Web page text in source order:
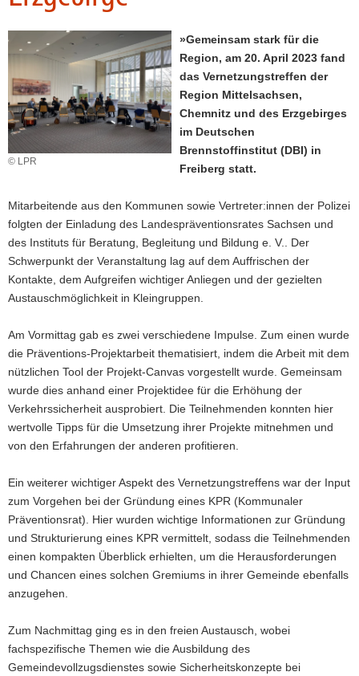
a
t
i
n
© LPR
»Gemeinsam stark für die
Region, am 20. April 2023 fand
das Vernetzungstreffen der
Region Mittelsachsen,
Chemnitz und des Erzgebirges
im Deutschen
Brennstoffinstitut (DBI) in
Freiberg statt.
Mitarbeitende aus den Kommunen sowie Vertreter:innen der Polizei
folgten der Einladung des Landespräventionsrates Sachsen und
des Instituts für Beratung, Begleitung und Bildung e. V.. Der
Schwerpunkt der Veranstaltung lag auf dem Auffrischen der
Kontakte, dem Aufgreifen wichtiger Anliegen und der gezielten
Austauschmöglichkeit in Kleingruppen.
Am Vormittag gab es zwei verschiedene Impulse. Zum einen wurde
die Präventions-Projektarbeit thematisiert, indem die Arbeit mit dem
nützlichen Tool der Projekt-Canvas vorgestellt wurde. Gemeinsam
wurde dies anhand einer Projektidee für die Erhöhung der
Verkehrssicherheit ausprobiert. Die Teilnehmenden konnten hier
wertvolle Tipps für die Umsetzung ihrer Projekte mitnehmen und
von den Erfahrungen der anderen profitieren.
Ein weiterer wichtiger Aspekt des Vernetzungstreffens war der Input
zum Vorgehen bei der Gründung eines KPR (Kommunaler
Präventionsrat). Hier wurden wichtige Informationen zur Gründung
und Strukturierung eines KPR vermittelt, sodass die Teilnehmenden
einen kompakten Überblick erhielten, um die Herausforderungen
und Chancen eines solchen Gremiums in ihrer Gemeinde ebenfalls
anzugehen.
Zum Nachmittag ging es in den freien Austausch, wobei
fachspezifische Themen wie die Ausbildung des
Gemeindevollzugsdienstes sowie Sicherheitskonzepte bei